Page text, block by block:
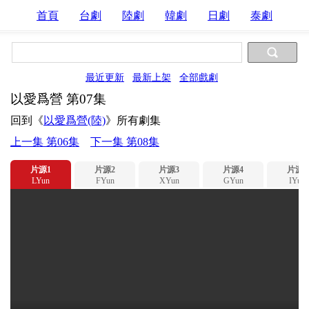
首頁 台劇 陸劇 韓劇 日劇 泰劇
最近更新 最新上架 全部戲劇
以愛爲營 第07集
回到《 以愛爲營(陸)》所有劇集
上一集 第06集
下一集 第08集
片源1
LYun
片源2
FYun
片源3
XYun
片源4
GYun
片源5
IYun